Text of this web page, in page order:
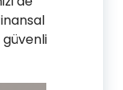
güvenli